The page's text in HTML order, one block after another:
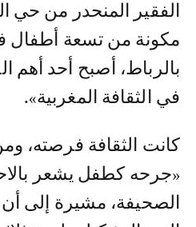
الفقير المنحدر من حي
مكونة من تسعة أطفال
بالرباط، أصبح أحد أهم
في الثقافة المغربية».
كانت الثقافة فرصته،
«جرحه كطفل يشعر
الصحيفة، مشيرة إلى